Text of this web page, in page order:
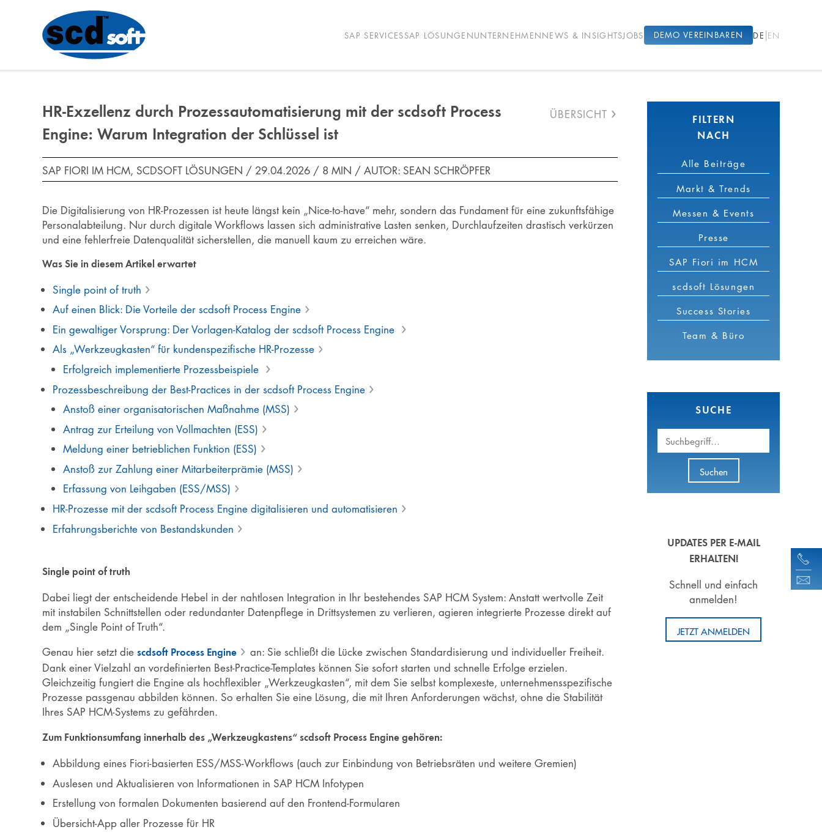
SAP SERVICESSAP LÖSUNGENUNTERNEHMENNEWS & INSIGHTSJOBS DEMO VEREINBAREN DE |EN
FILTERN
NACH
Alle Beiträge
Markt & Trends
Messen & Events
Presse
SAP Fiori im HCM
scdsoft Lösungen
Success Stories
Team & Büro
SUCHE
Suchbegriff
Suchen
UPDATES PER E-MAIL
ERHALTEN!
Schnell und einfach
anmelden!
JETZT ANMELDEN
ÜBERSICHT
HR-Exzellenz durch Prozessautomatisierung mit der scdsoft Process
Engine: Warum Integration der Schlüssel ist
SAP FIORI IM HCM, SCDSOFT LÖSUNGEN / 29.04.2026 / 8 MIN / AUTOR: SEAN SCHRÖPFER
Die Digitalisierung von HR-Prozessen ist heute längst kein „Nice-to-have“ mehr, sondern das Fundament für eine zukunftsfähige
Personalabteilung. Nur durch digitale Workflows lassen sich administrative Lasten senken, Durchlaufzeiten drastisch verkürzen
und eine fehlerfreie Datenqualität sicherstellen, die manuell kaum zu erreichen wäre.
Was Sie in diesem Artikel erwartet
Single point of truth
Auf einen Blick: Die Vorteile der scdsoft Process Engine
Ein gewaltiger Vorsprung: Der Vorlagen-Katalog der scdsoft Process Engine
Als „Werkzeugkasten“ für kundenspezifische HR-Prozesse
Erfolgreich implementierte Prozessbeispiele
Prozessbeschreibung der Best-Practices in der scdsoft Process Engine
Anstoß einer organisatorischen Maßnahme (MSS)
Antrag zur Erteilung von Vollmachten (ESS)
Meldung einer betrieblichen Funktion (ESS)
Anstoß zur Zahlung einer Mitarbeiterprämie (MSS)
Erfassung von Leihgaben (ESS/MSS)
HR-Prozesse mit der scdsoft Process Engine digitalisieren und automatisieren
Erfahrungsberichte von Bestandskunden
Single point of truth
Dabei liegt der entscheidende Hebel in der nahtlosen Integration in Ihr bestehendes SAP HCM System: Anstatt wertvolle Zeit
mit instabilen Schnittstellen oder redundanter Datenpflege in Drittsystemen zu verlieren, agieren integrierte Prozesse direkt auf
dem „Single Point of Truth“.
Genau hier setzt die scdsoft Process Engine
an: Sie schließt die Lücke zwischen Standardisierung und individueller Freiheit.
Dank einer Vielzahl an vordefinierten Best-Practice-Templates können Sie sofort starten und schnelle Erfolge erzielen.
Gleichzeitig fungiert die Engine als hochflexibler „Werkzeugkasten“, mit dem Sie selbst komplexeste, unternehmensspezifische
Prozesse passgenau abbilden können. So erhalten Sie eine Lösung, die mit Ihren Anforderungen wächst, ohne die Stabilität
Ihres SAP HCM-Systems zu gefährden.
Zum Funktionsumfang innerhalb des „Werkzeugkastens“ scdsoft Process Engine gehören:
Abbildung eines Fiori-basierten ESS/MSS-Workflows (auch zur Einbindung von Betriebsräten und weitere Gremien)
Auslesen und Aktualisieren von Informationen in SAP HCM Infotypen
Erstellung von formalen Dokumenten basierend auf den Frontend-Formularen
Übersicht-App aller Prozesse für HR